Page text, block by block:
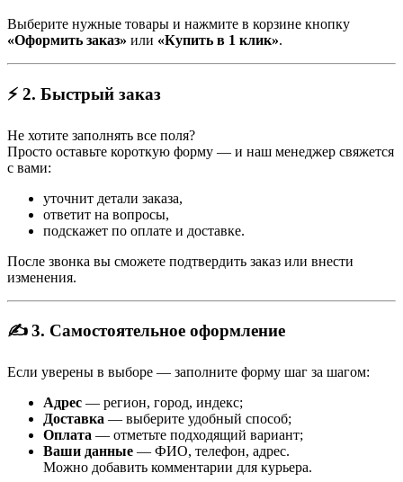
Выберите нужные товары и нажмите в корзине кнопку
«Оформить заказ» или «Купить в 1 клик».
⚡ 2. Быстрый заказ
Не хотите заполнять все поля?
Просто оставьте короткую форму — и наш менеджер свяжется
с вами:
уточнит детали заказа,
ответит на вопросы,
подскажет по оплате и доставке.
После звонка вы сможете подтвердить заказ или внести
изменения.
✍️ 3. Самостоятельное оформление
Если уверены в выборе — заполните форму шаг за шагом:
Адрес — регион, город, индекс;
Доставка — выберите удобный способ;
Оплата — отметьте подходящий вариант;
Ваши данные — ФИО, телефон, адрес.
Можно добавить комментарии для курьера.